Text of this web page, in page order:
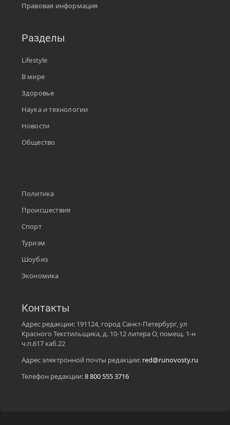
Правовая информация
Разделы
Lifestyle
В мире
Здоровье
Наука и технологии
Новости
Общество
Политика
Происшествия
Спорт
Туризм
Шоубиз
Экономика
Контакты
Адрес редакции: 191124, город Санкт-Петербург, ул
Красного Текстильщика, д. 10-12 литера О, помещ. 1-н
ч.п.617 каб.22
Адрес электронной почты редакции: red@runovosty.ru
Телефон редакции:8 800 555 3716